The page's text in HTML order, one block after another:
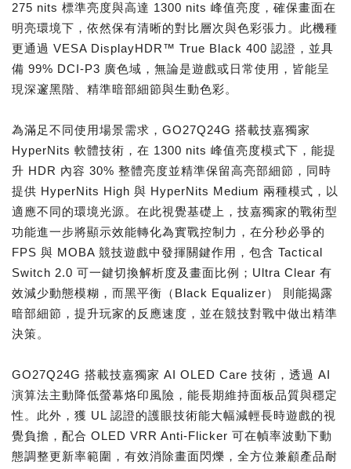
275 nits 標準亮度與高達 1300 nits 峰值亮度，確保畫面在
明亮環境下，依然保有清晰的對比層次與色彩張力。此機種
更通過 VESA DisplayHDR™ True Black 400 認證，並具
備 99% DCI-P3 廣色域，無論是遊戲或日常使用，皆能呈
現深邃黑階、精準暗部細節與生動色彩。
為滿足不同使用場景需求，GO27Q24G 搭載技嘉獨家
HyperNits 軟體技術，在 1300 nits 峰值亮度模式下，能提
升 HDR 內容 30% 整體亮度並精準保留高亮部細節，同時
提供 HyperNits High 與 HyperNits Medium 兩種模式，以
適應不同的環境光源。在此視覺基礎上，技嘉獨家的戰術型
功能進一步將顯示效能轉化為實戰控制力，在分秒必爭的
FPS 與 MOBA 競技遊戲中發揮關鍵作用，包含 Tactical
Switch 2.0 可一鍵切換解析度及畫面比例；Ultra Clear 有
效減少動態模糊，而黑平衡（Black Equalizer） 則能揭露
暗部細節，提升玩家的反應速度，並在競技對戰中做出精準
決策。
GO27Q24G 搭載技嘉獨家 AI OLED Care 技術，透過 AI
演算法主動降低螢幕烙印風險，能長期維持面板品質與穩定
性。此外，獲 UL 認證的護眼技術能大幅減輕長時遊戲的視
覺負擔，配合 OLED VRR Anti-Flicker 可在幀率波動下動
態調整更新率範圍，有效消除畫面閃爍，全方位兼顧產品耐